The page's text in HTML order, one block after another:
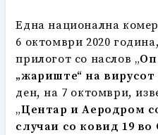
Една национална
6 октoмври 2020
прилогот со наслов „
„жариште“ на вирусот
ден, на 7 октомври,
„Центар и Аеродром
случаи со ковид 19 во